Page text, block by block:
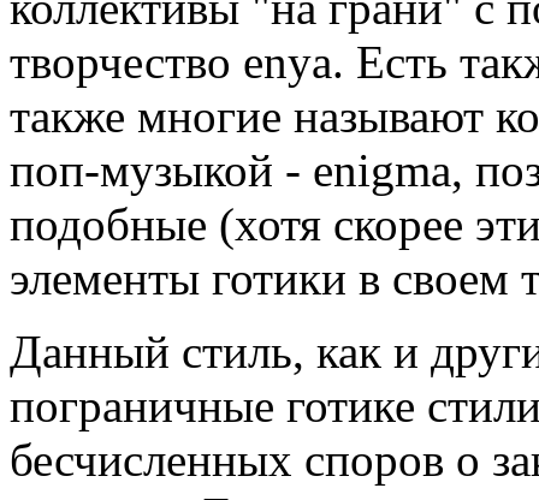
творчество enya. Есть
также многие называют
поп-музыкой - enigma,
подобные (хотя скорее
элементы готики в своем
Данный стиль, как и
пограничные готике
бесчисленных споров о